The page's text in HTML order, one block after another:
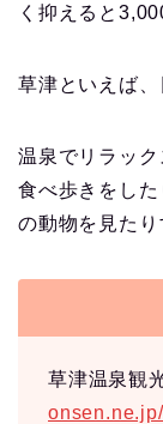
く抑えると
草津といえば、
温泉でリラッ
食べ歩きをし
の動物を見たり
草津温泉観